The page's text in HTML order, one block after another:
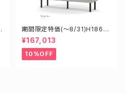
期間限定特価(～8/31)H18605
S W1800D600H1500mm 新
型業務用ガラスケース ショーケ
ース
¥167,013
10%OFF